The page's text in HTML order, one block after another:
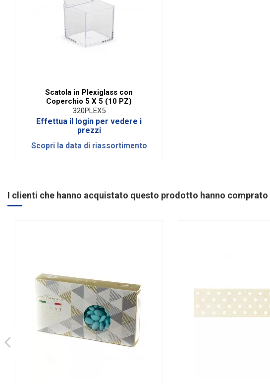
Scatola in Plexiglass con
Coperchio 5 X 5 (10 PZ)
320PLEX5
Effettua il login per vedere i
prezzi
Scopri la data di riassortimento
I clienti che hanno acquistato questo prodotto hanno comprato